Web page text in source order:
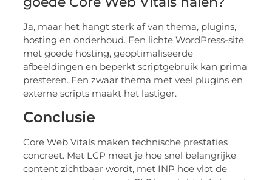
Ja, maar het hangt sterk af van thema, plugins,
hosting en onderhoud. Een lichte WordPress-site
met goede hosting, geoptimaliseerde
afbeeldingen en beperkt scriptgebruik kan prima
presteren. Een zwaar thema met veel plugins en
externe scripts maakt het lastiger.
Conclusie
Core Web Vitals maken technische prestaties
concreet. Met LCP meet je hoe snel belangrijke
content zichtbaar wordt, met INP hoe vlot de